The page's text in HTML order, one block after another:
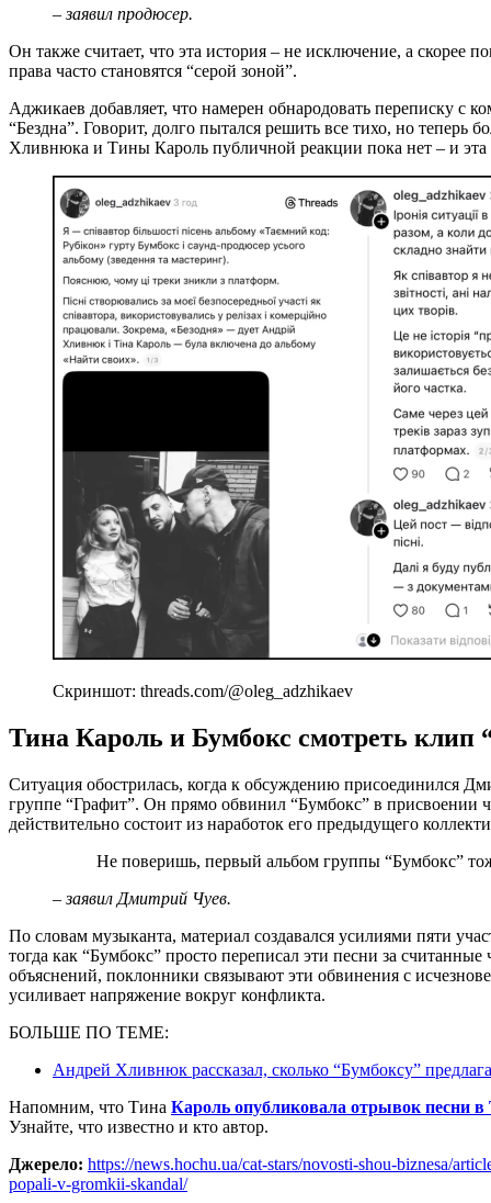
– заявил продюсер.
Он также считает, что эта история – не исключение, а скорее
права часто становятся “серой зоной”.
Аджикаев добавляет, что намерен обнародовать переписку с
“Бездна”. Говорит, долго пытался решить все тихо, но теперь
Хливнюка и Тины Кароль публичной реакции пока нет – и
Скриншот: threads.com/@oleg_adzhikaev
Тина Кароль и Бумбокс смотреть клип
Ситуация обострилась, когда к обсуждению присоединился
группе “Графит”. Он прямо обвинил “Бумбокс” в присвоении
действительно состоит из наработок его предыдущего
Не поверишь, первый альбом группы “Бумбокс”
– заявил Дмитрий Чуев.
По словам музыканта, материал создавался усилиями пяти
тогда как “Бумбокс” просто переписал эти песни за
объяснений, поклонники связывают эти обвинения с
усиливает напряжение вокруг конфликта.
БОЛЬШЕ ПО ТЕМЕ:
Андрей Хливнюк рассказал, сколько “Бумбоксу”
Напомним, что Тина Кароль опубликовала отрывок песни
Узнайте, что известно и кто автор.
Джерело: https://news.hochu.ua/cat-stars/novosti-shou-biznesa/
popali-v-gromkii-skandal/